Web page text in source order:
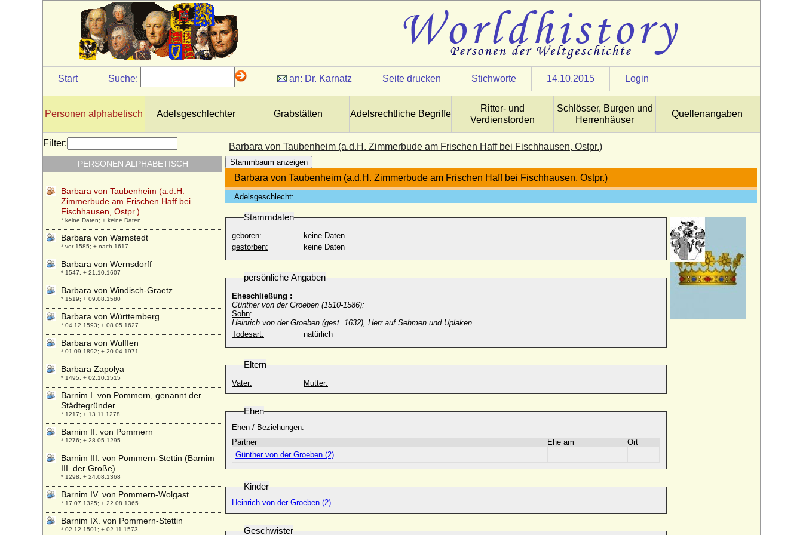
Start Suche: an: Dr. Karnatz Seite drucken Stichworte 14.10.2015 Login
Personen alphabetisch Adelsgeschlechter Grabstätten Adelsrechtliche Begriffe
Ritter- und
Verdienstorden
Schlösser, Burgen und
Herrenhäuser
Quellenangaben
Barbara von Taubenheim (a.d.H. Zimmerbude am Frischen Haff bei Fischhausen, Ostpr.)
Stammbaum anzeigen
Barbara von Taubenheim (a.d.H. Zimmerbude am Frischen Haff bei Fischhausen, Ostpr.)
Adelsgeschlecht:
Stammdaten
geboren:
keine Daten
gestorben:
keine Daten
persönliche Angaben
Eheschließung :
Günther von der Groeben (1510-1586):
Sohn:
Heinrich von der Groeben (gest. 1632), Herr auf Sehmen und Uplaken
Todesart:
natürlich
Eltern
Vater: Mutter:
Ehen
Ehen / Beziehungen:
Partner
Ehe am
Ort
Günther von der Groeben (2)
Kinder
Heinrich von der Groeben (2)
Geschwister
Filter:
PERSONEN ALPHABETISCH
Barbara von Portugal
* 04.12.1711; + 27.08.1758
Barbara von Preußen
* 02.08.1920; + 31.05.1994
Barbara von Rottal
* 1500; + 31.03.1550
Barbara von Querfurt
Barbara von Sachsen-Wittenberg
* 1405; + 10.10.1465
Barbara von Schlesien-Liegnitz
* 1375; + 09.05.1436
Barbara von Schwerin
* 23.04.1604; + 23.07.1640
Barbara von Taubenheim (a.d.H.
Zimmerbude am Frischen Haff bei
Fischhausen, Ostpr.)
* keine Daten; + keine Daten
Barbara von Warnstedt
* vor 1585; + nach 1617
Barbara von Wernsdorff
* 1547; + 21.10.1607
Barbara von Windisch-Graetz
* 1519; + 09.08.1580
Barbara von Württemberg
* 04.12.1593; + 08.05.1627
Barbara von Wulffen
* 01.09.1892; + 20.04.1971
Barbara Zapolya
* 1495; + 02.10.1515
Barnim I. von Pommern, genannt der
Städtegründer
* 1217; + 13.11.1278
Barnim II. von Pommern
* 1276; + 28.05.1295
Barnim III. von Pommern-Stettin (Barnim
III. der Große)
* 1298; + 24.08.1368
Barnim IV. von Pommern-Wolgast
* 17.07.1325; + 22.08.1365
Barnim IX. von Pommern-Stettin
* 02.12.1501; + 02.11.1573